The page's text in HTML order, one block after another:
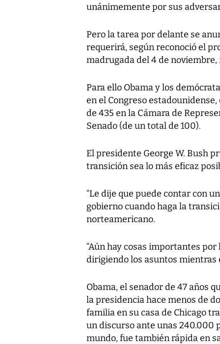
unánimemente por sus
Pero la tarea por delante se
requerirá, según reconoció el
madrugada del 4 de
Para ello Obama y los
en el Congreso
de 435 en la Cámara de
Senado (de un total de 100).
El presidente George W. Bush
transición sea lo más eficaz
“Le dije que puede contar con
gobierno cuando haga la
norteamericano.
“Aún hay cosas importantes
dirigiendo los asuntos mientras
Obama, el senador de 47 años
la presidencia hace menos de
familia en su casa de Chicago
un discurso ante unas 240.000
mundo, fue también rápida en